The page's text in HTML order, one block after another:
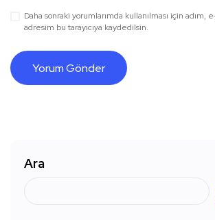
Daha sonraki yorumlarımda kullanılması için adım,
adresim bu tarayıcıya kaydedilsin.
Ara